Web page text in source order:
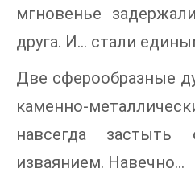
мгновенье
друга. И… стали
Две сферообразные
каменно-
навсегда
изваянием. Навечно…